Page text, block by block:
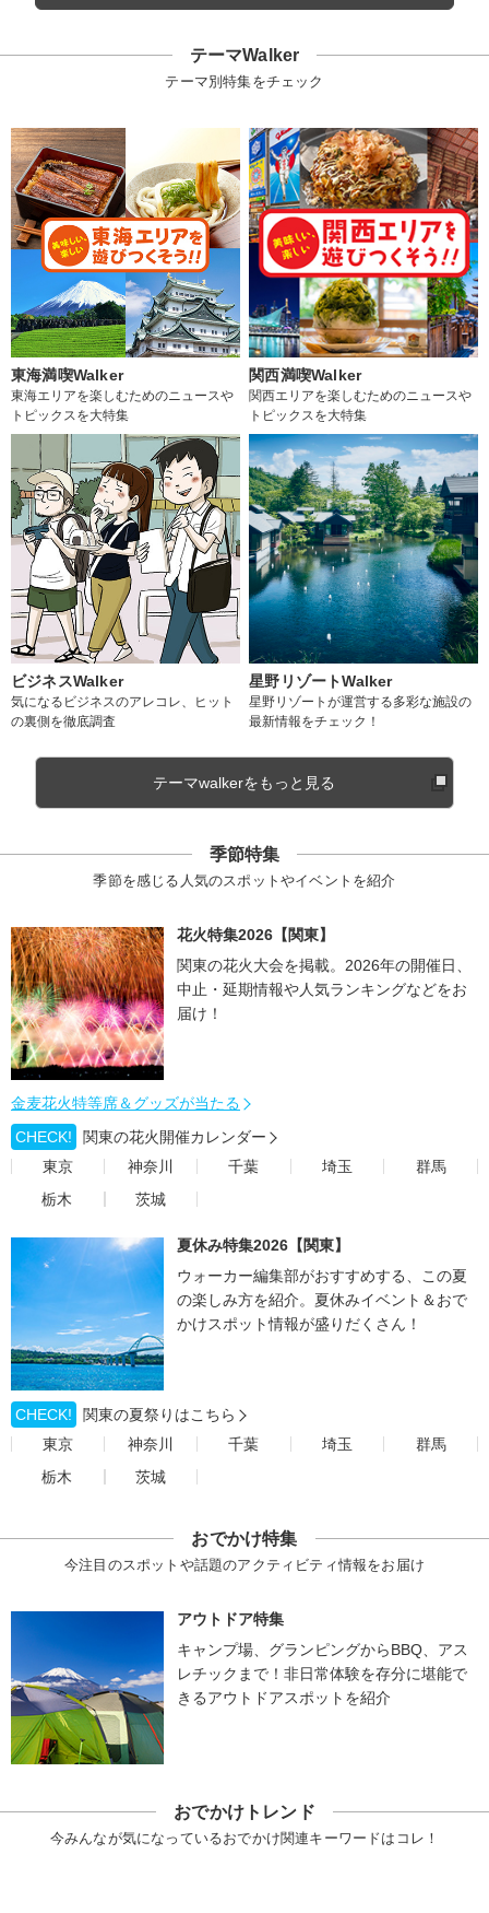
テーマWalker
テーマ別特集をチェック
東海満喫Walker
東海エリアを楽しむためのニュースや
トピックスを大特集
関西満喫Walker
関西エリアを楽しむためのニュースや
トピックスを大特集
ビジネスWalker
気になるビジネスのアレコレ、ヒット
の裏側を徹底調査
星野リゾートWalker
星野リゾートが運営する多彩な施設の
最新情報をチェック！
テーマwalkerをもっと見る
季節特集
季節を感じる人気のスポットやイベントを紹介
花火特集2026【関東】
関東の花火大会を掲載。2026年の開催日、
中止・延期情報や人気ランキングなどをお
届け！
金麦花火特等席＆グッズが当たる
CHECK!
関東の花火開催カレンダー
東京
神奈川 千葉 埼玉
群馬
栃木
茨城
夏休み特集2026【関東】
ウォーカー編集部がおすすめする、この夏
の楽しみ方を紹介。夏休みイベント＆おで
かけスポット情報が盛りだくさん！
CHECK!
関東の夏祭りはこちら
東京
神奈川 千葉 埼玉
群馬
栃木
茨城
おでかけ特集
今注目のスポットや話題のアクティビティ情報をお届け
アウトドア特集
キャンプ場、グランピングからBBQ、アス
レチックまで！非日常体験を存分に堪能で
きるアウトドアスポットを紹介
おでかけトレンド
今みんなが気になっているおでかけ関連キーワードはコレ！